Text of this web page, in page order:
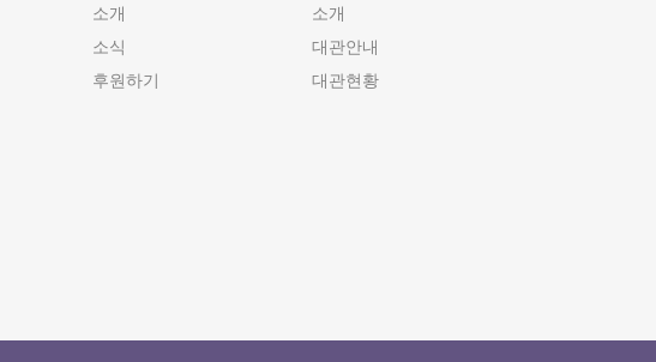
소개
소식
후원하기
소개
대관안내
대관현황